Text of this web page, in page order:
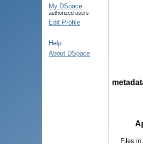
My DSpace
authorized users
Edit Profile
Help
About DSpace
Files in